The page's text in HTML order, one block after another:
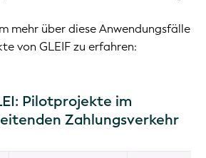
mehr über diese Anwendungsfälle
von GLEIF zu erfahren:
Pilotprojekte im
Zahlungsverkehr